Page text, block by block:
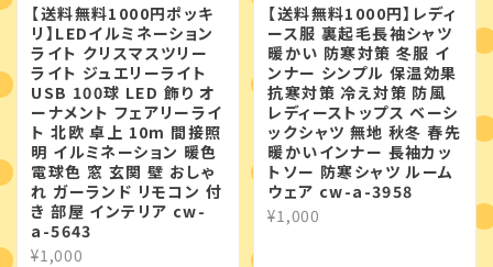
【送料無料1000円ポッキ
リ】LEDイルミネーション
ライト クリスマスツリー
ライト ジュエリーライト
USB 100球 LED 飾り オ
ーナメント フェアリーライ
ト 北欧 卓上 10m 間接照
明 イルミネーション 暖色
電球色 窓 玄関 壁 おしゃ
れ ガーランド リモコン 付
き 部屋 インテリア cw-
a-5643
¥1,000
【送料無料1000円】レディ
ース服 裏起毛長袖シャツ
暖かい 防寒対策 冬服 イ
ンナー シンプル 保温効果
抗寒対策 冷え対策 防風
レディーストップス ベーシ
ックシャツ 無地 秋冬 春先
暖かいインナー 長袖カッ
トソー 防寒シャツ ルーム
ウェア cw-a-3958
¥1,000